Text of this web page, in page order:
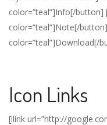
color=”teal”]Info[/button]
color=”teal”]Note[/
color=”teal”]Download[/
Icon Links
[ilink url=”http://